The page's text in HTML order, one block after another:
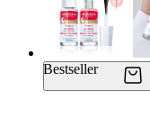
Bestseller